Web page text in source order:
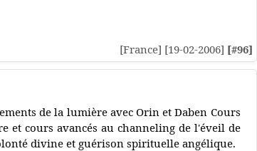
[France] [19-02-2006] [#96]
de la lumière avec Orin et Daben Cours
et cours avancés au channeling de l'éveil de
divine et guérison spirituelle angélique.